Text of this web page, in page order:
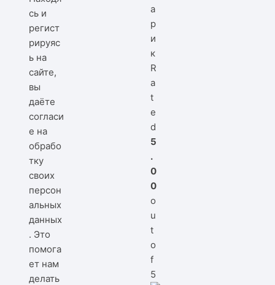
сь и
регист
рируяс
ь на
сайте,
вы
даёте
согласи
е на
обрабо
тку
своих
персон
альных
данных
. Это
помога
ет нам
делать
а
р
и
к
R
a
t
e
d
5
.
0
0
o
u
t
o
f
5